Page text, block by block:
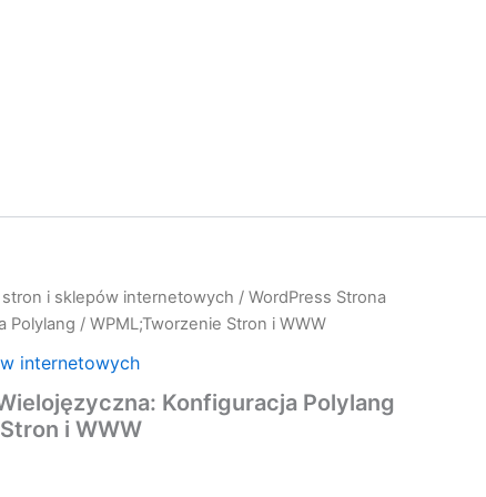
i sklepów internetowych / WordPress Strona
Polylang / WPML;Tworzenie Stron i WWW
internetowych
Konfiguracja Polylang
i WWW